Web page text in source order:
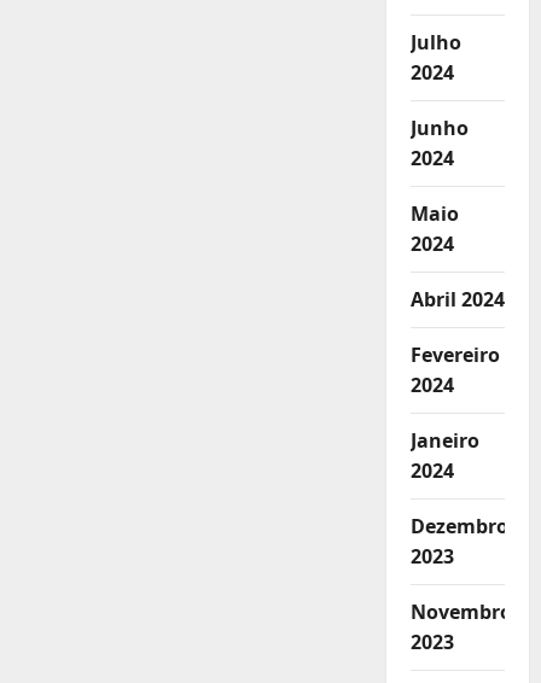
Julho
2024
Junho
2024
Maio
2024
Abril 2024
Fevereiro
2024
Janeiro
2024
Dezembro
2023
Novembro
2023